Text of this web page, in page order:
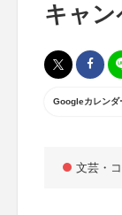
キャン
Googleカレンダ
文芸・